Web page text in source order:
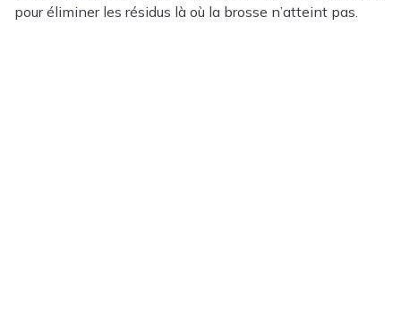
pour éliminer les résidus là où la brosse n’atteint pas.